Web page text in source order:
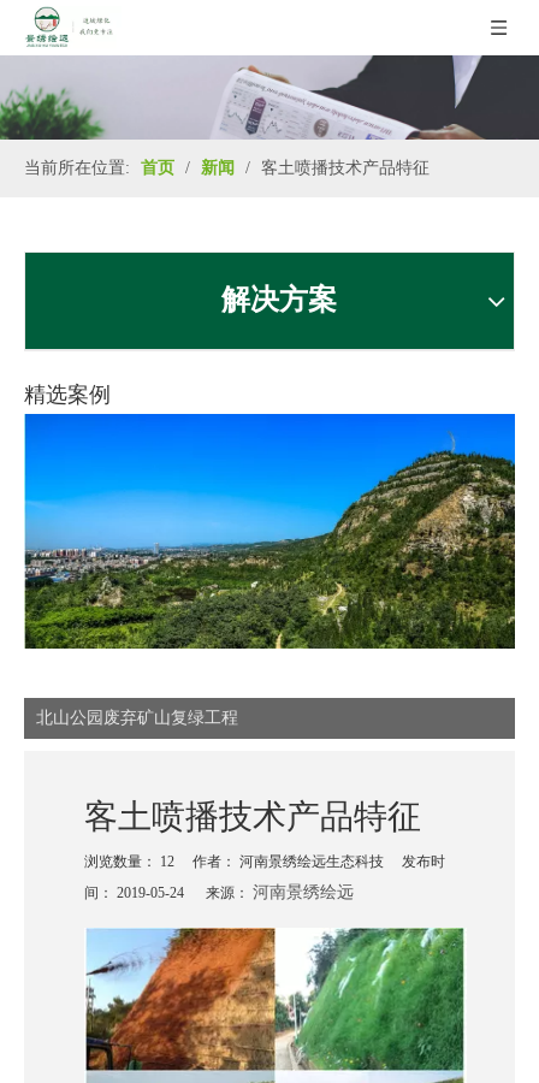
当前所在位置: 首页 / 新闻 / 客土喷播技术产品特征
解决方案
精选案例
北山公园废弃矿山复绿工程
客土喷播技术产品特征
浏览数量： 12 作者： 河南景绣绘远生态科技 发布时
间： 2019-05-24 来源： 河南景绣绘远
["wechat","weibo","qzone","douban","email"]